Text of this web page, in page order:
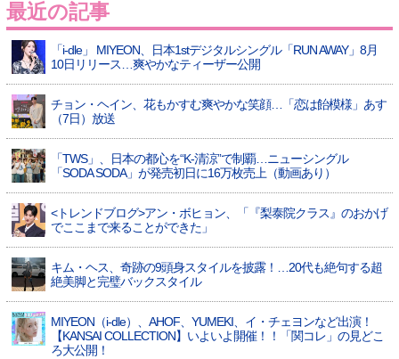
最近の記事
「i-dle」 MIYEON、日本1stデジタルシングル「RUN AWAY」8月
10日リリース…爽やかなティーザー公開
チョン・ヘイン、花もかすむ爽やかな笑顔…「恋は飴模様」あす
（7日）放送
「TWS」、日本の都心を“K-清涼”で制覇…ニューシングル
「SODA SODA」が発売初日に16万枚売上（動画あり）
<トレンドブログ>アン・ボヒョン、「『梨泰院クラス』のおかげ
でここまで来ることができた」
キム・ヘス、奇跡の9頭身スタイルを披露！…20代も絶句する超
絶美脚と完璧バックスタイル
MIYEON（i-dle）、​AHOF​、YUMEKI、イ・チェヨンなど出演！
【KANSAI COLLECTION】いよいよ開催！！「関コレ」の見どこ
ろ大公開！